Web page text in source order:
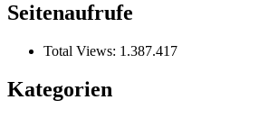
Seitenaufrufe
Total Views: 1.387.417
Kategorien